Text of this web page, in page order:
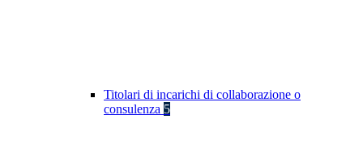
Titolari di incarichi di collaborazione o
consulenza 5